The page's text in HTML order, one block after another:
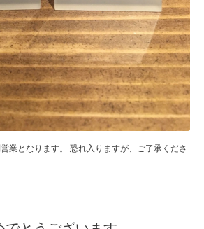
業となります。 恐れ入りますが、ご了承くださ